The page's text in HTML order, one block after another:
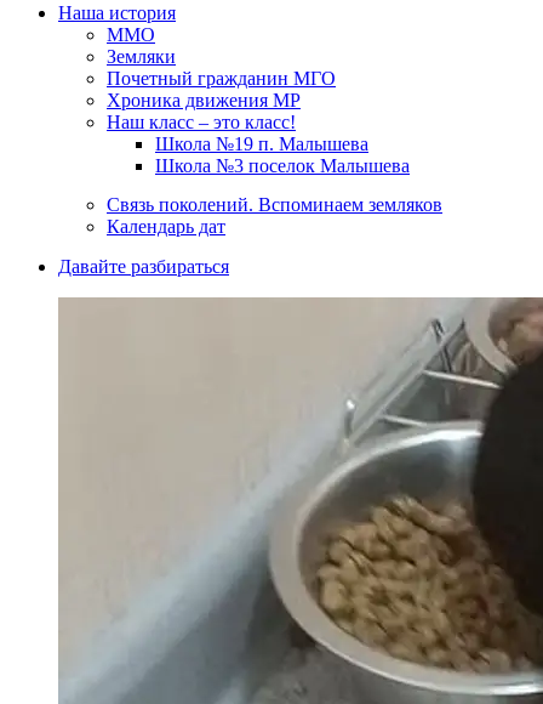
Наша история
ММО
Земляки
Почетный гражданин МГО
Хроника движения МР
Наш класс – это класс!
Школа №19 п. Малышева
Школа №3 поселок Малышева
Связь поколений. Вспоминаем земляков
Календарь дат
Давайте разбираться